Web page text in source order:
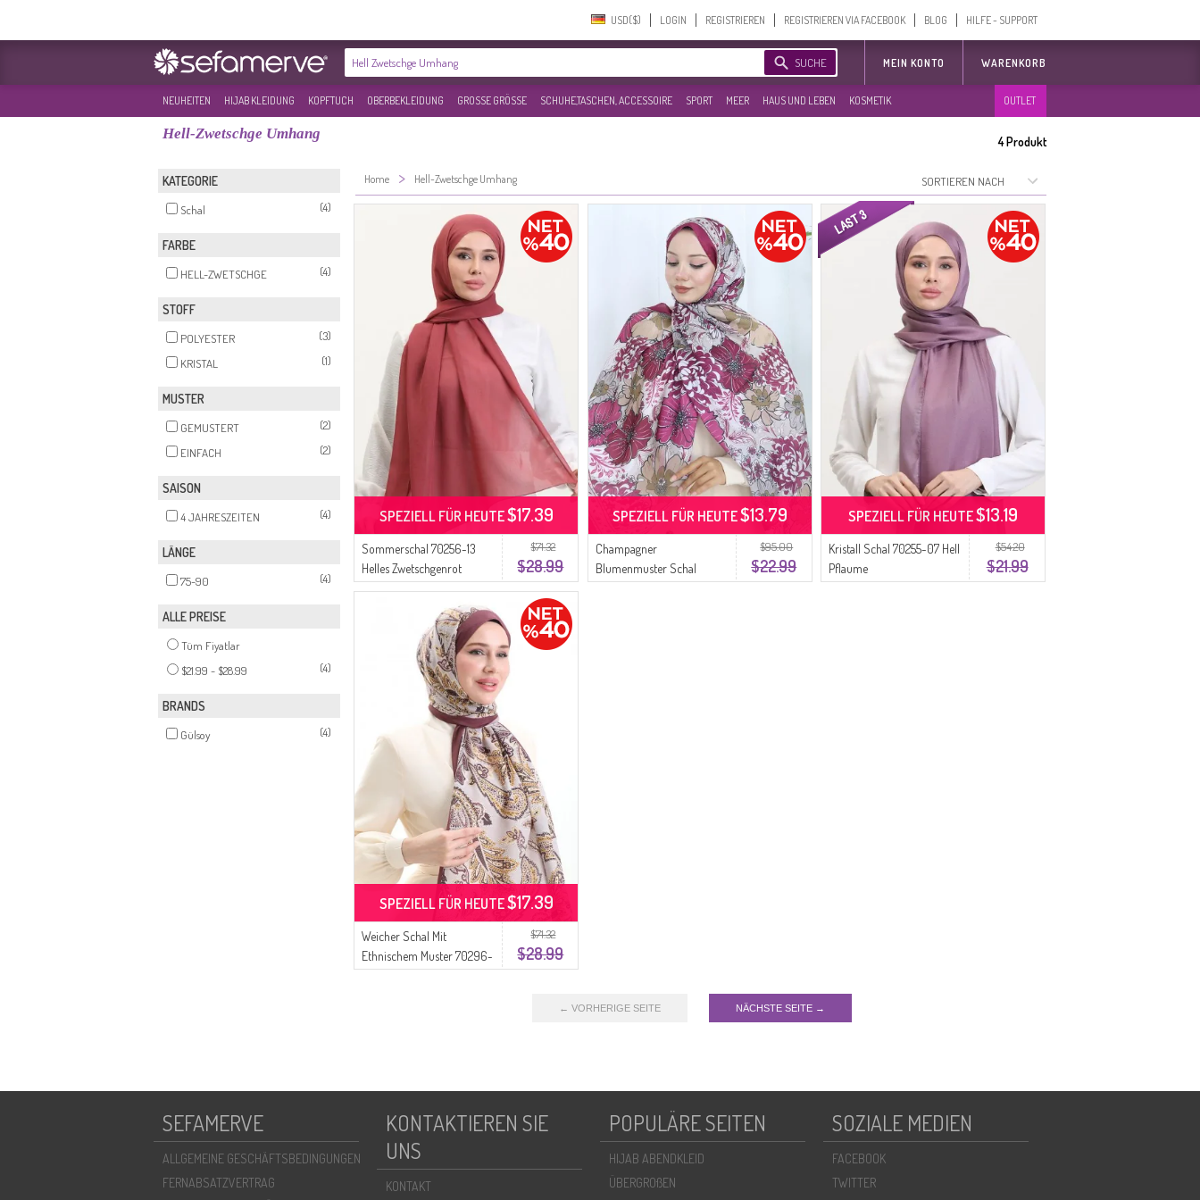
USD($)‎ LOGIN REGISTRIEREN REGISTRIEREN VIA FACEBOOK BLOG HILFE - SUPPORT
SUCHE MEIN KONTO WARENKORB
NEUHEITEN HIJAB KLEIDUNG KOPFTUCH OBERBEKLEIDUNG GROSSE GRÖSSE SCHUHE,TASCHEN, ACCESSOIRE SPORT MEER HAUS UND LEBEN KOSMETIK OUTLET
Hell-Zwetschge Umhang 4Produkt
KATEGORIE
Schal (4)
FARBE
HELL-ZWETSCHGE (4)
STOFF
POLYESTER
(3)
KRISTAL
(1)
MUSTER
GEMUSTERT
(2)
EINFACH
(2)
SAISON
4 JAHRESZEITEN (4)
LÄNGE
75-90 (4)
ALLE PREISE
Tüm Fiyatlar
$21.99 - $28.99
(4)
BRANDS
Gülsoy (4)
Home > Hell-Zwetschge Umhang
$71.32
$28.99
Sommerschal 70256-13
Helles Zwetschgenrot
SPEZIELL FÜR HEUTE$17.39
$95.00
$22.99
Champagner
Blumenmuster Schal
SPEZIELL FÜR HEUTE$13.79
$54.20
$21.99
Kristall Schal 70255-07 Hell
Pflaume
SPEZIELL FÜR HEUTE$13.19
$71.32
$28.99
Weicher Schal Mit
Ethnischem Muster 70296-
SPEZIELL FÜR HEUTE$17.39
← VORHERIGE SEITE NÄCHSTE SEITE →
SEFAMERVE
ALLGEMEINE GESCHÄFTSBEDINGUNGEN
FERNABSATZVERTRAG
KONTAKTIEREN SIE
UNS
KONTAKT
POPULÄRE SEITEN
HIJAB ABENDKLEID
ÜBERGROßEN
SOZIALE MEDIEN
FACEBOOK
TWITTER